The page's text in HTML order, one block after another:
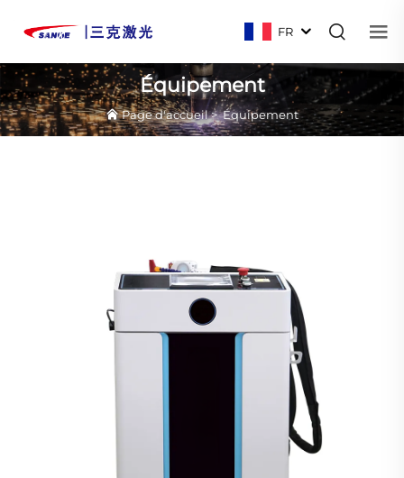
FR
Équipement
Page d'accueil>Équipement